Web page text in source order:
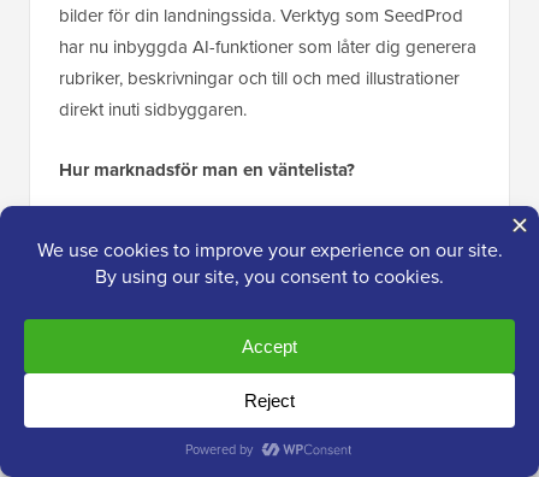
bilder för din landningssida. Verktyg som SeedProd
har nu inbyggda AI-funktioner som låter dig generera
rubriker, beskrivningar och till och med illustrationer
direkt inuti sidbyggaren.
Hur marknadsför man en väntelista?
länken i dina sociala medieprofiler och skicka ett
teaser-e-postmeddelande till dina befintliga
prenumeranter. Du kan också köra en viral
utlottningstävling med ett verktyg som RafflePress för